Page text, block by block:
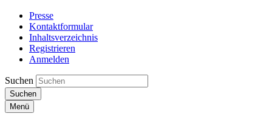
Presse
Kontaktformular
Inhaltsverzeichnis
Registrieren
Anmelden
Suchen
Suchen
Menü